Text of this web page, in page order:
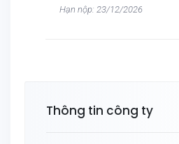
Hạn nộp: 23/12/2026
Thông tin công ty